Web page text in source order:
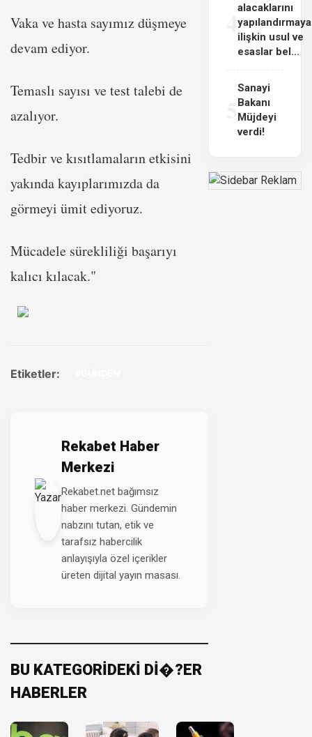
Vaka ve hasta sayımız düşmeye
devam ediyor.
Temaslı sayısı ve test talebi de
azalıyor.
Tedbir ve kısıtlamaların etkisini
yakında kayıplarımızda da
görmeyi ümit ediyoruz.
Mücadele sürekliliği başarıyı
kalıcı kılacak."
Etiketler:
Rekabet Haber
Merkezi
Rekabet.net bağımsız
haber merkezi. Gündemin
nabzını tutan, etik ve
tarafsız habercilik
anlayışıyla özel içerikler
üreten dijital yayın masası.
BU KATEGORİDEKİ Dİ�?ER
HABERLER
4alacaklarını
yapılandırmaya
ilişkin usul ve
esaslar bel...
Sanayi
Bakanı
Müjdeyi
verdi!